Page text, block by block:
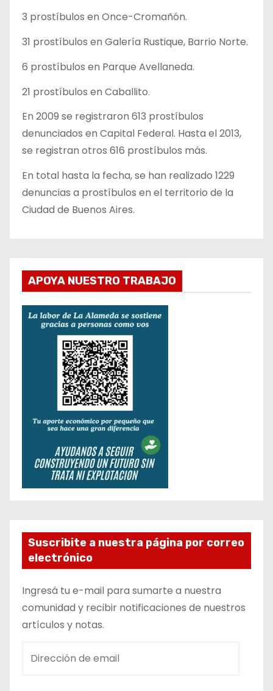
3 prostíbulos en Once-Cromañón.
31 prostíbulos en Galería Rustique, Barrio Norte.
6 prostíbulos en Parque Avellaneda.
21 prostíbulos en Caballito.
En 2009 se registraron 613 prostíbulos
denunciados en Capital Federal. Hasta el 2013,
se registran otros 616 prostíbulos más.
En total hasta la fecha, se han realizado 1229
denuncias a prostíbulos en el territorio de la
Ciudad de Buenos Aires.
APOYA NUESTRO TRABAJO
Suscribite a nuestra página por correo
electrónico
Ingresá tu e-mail para sumarte a nuestra
comunidad y recibir notificaciones de nuestros
artículos y notas.